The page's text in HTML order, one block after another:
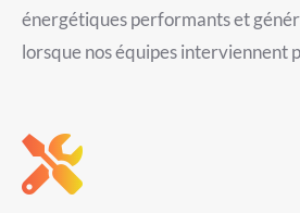
énergétiques performants et
lorsque nos équipes interviennent